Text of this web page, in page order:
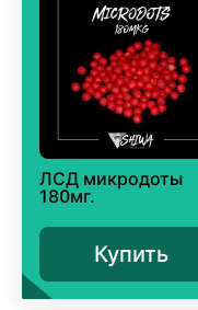
ЛСД микродоты
180мг.
Купить